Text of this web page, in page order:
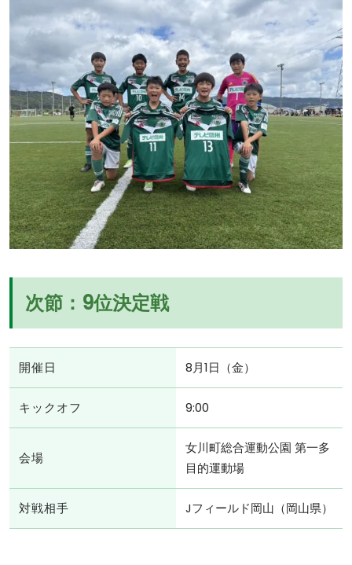
次節：9位決定戦
開催日 8月1日（金）
キックオフ 9:00
会場
女川町総合運動公園 第一多
目的運動場
対戦相手 Jフィールド岡山（岡山県）